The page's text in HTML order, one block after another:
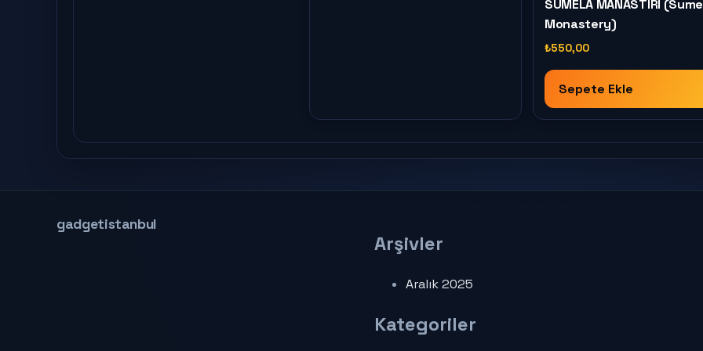
SÜMELA MANASTIRI
Monastery)
₺550,00
Sepete Ekle
gadgetistanbul
Arşivler
Aralık 2025
Kategoriler